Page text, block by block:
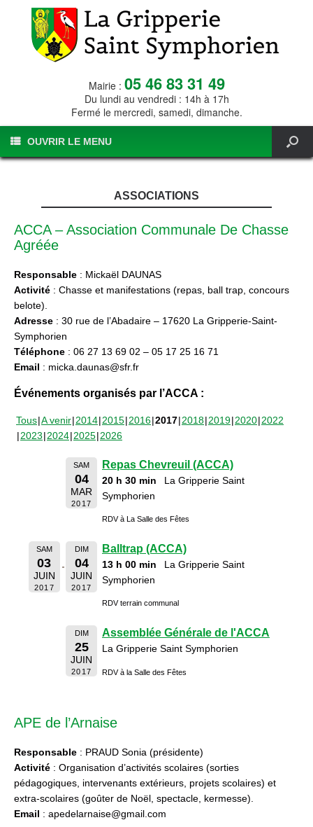
Mairie : 05 46 83 31 49
Du lundi au vendredi : 14h à 17h
Fermé le mercredi, samedi, dimanche.
OUVRIR LE MENU
ASSOCIATIONS
ACCA – Association Communale De Chasse
Agréée
Responsable : Mickaël DAUNAS
Activité : Chasse et manifestations (repas, ball trap, concours
belote).
Adresse : 30 rue de l’Abadaire – 17620 La Gripperie-Saint-
Symphorien
Téléphone : 06 27 13 69 02 – 05 17 25 16 71
Email : micka.daunas@sfr.fr
Événements organisés par l’ACCA :
Tous A venir 2014 2015 2016 2017 2018 2019 2020 2022
2023 2024 2025 2026
SAM
04
MAR
2017
Repas Chevreuil (ACCA)
20 h 30 min
La Gripperie Saint
Symphorien
RDV à La Salle des Fêtes
SAM
03
JUIN
2017
DIM
04
JUIN
2017
Balltrap (ACCA)
13 h 00 min
La Gripperie Saint
Symphorien
RDV terrain communal
DIM
25
JUIN
2017
Assemblée Générale de l'ACCA
La Gripperie Saint Symphorien
RDV à la Salle des Fêtes
APE de l’Arnaise
Responsable : PRAUD Sonia (présidente)
Activité : Organisation d’activités scolaires (sorties
pédagogiques, intervenants extérieurs, projets scolaires) et
extra-scolaires (goûter de Noël, spectacle, kermesse).
Email : apedelarnaise@gmail.com